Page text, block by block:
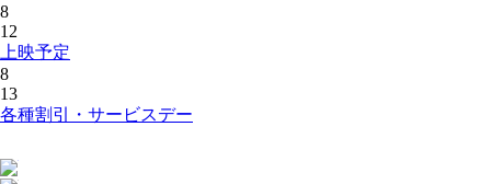
8
12
上映予定
8
13
各種割引・サービスデー